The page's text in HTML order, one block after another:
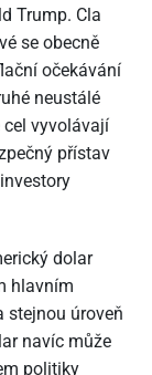
Trump. Cla
se obecně
očekávání
neustálé
cel vyvolávají
přístav
dolar
hlavním
stejnou úroveň
navíc může
politiky